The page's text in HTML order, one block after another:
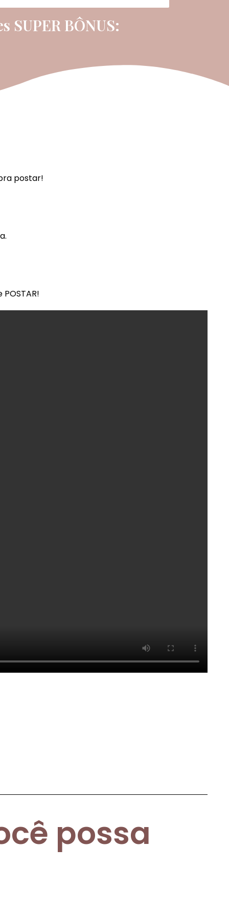
SUPER BÔNUS:
postar!
possa